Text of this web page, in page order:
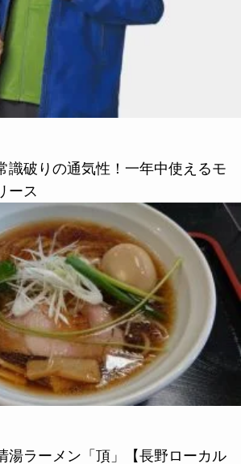
識破りの通気性！一年中使えるモ
ース
湯ラーメン「頂」【長野ローカル